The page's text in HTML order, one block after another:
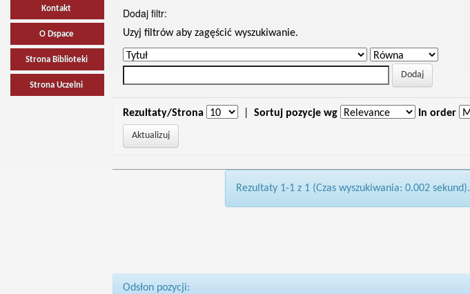
Kontakt
O Dspace
Strona Biblioteki
Strona Uczelni
Dodaj filtr:
Uzyj filtrów aby zagęścić wyszukiwanie.
Rezultaty/Strona Sortuj pozycje wg In order
Rezultaty 1-1 z 1 (Czas wyszukiwania: 0.002 sekund).
Odsłon pozycji: